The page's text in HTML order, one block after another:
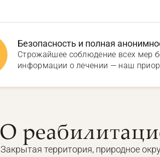
Безопасность и полная
Строжайшее соблюдение всех мер
информации о лечении — наш
О
Закрытая территория, природное